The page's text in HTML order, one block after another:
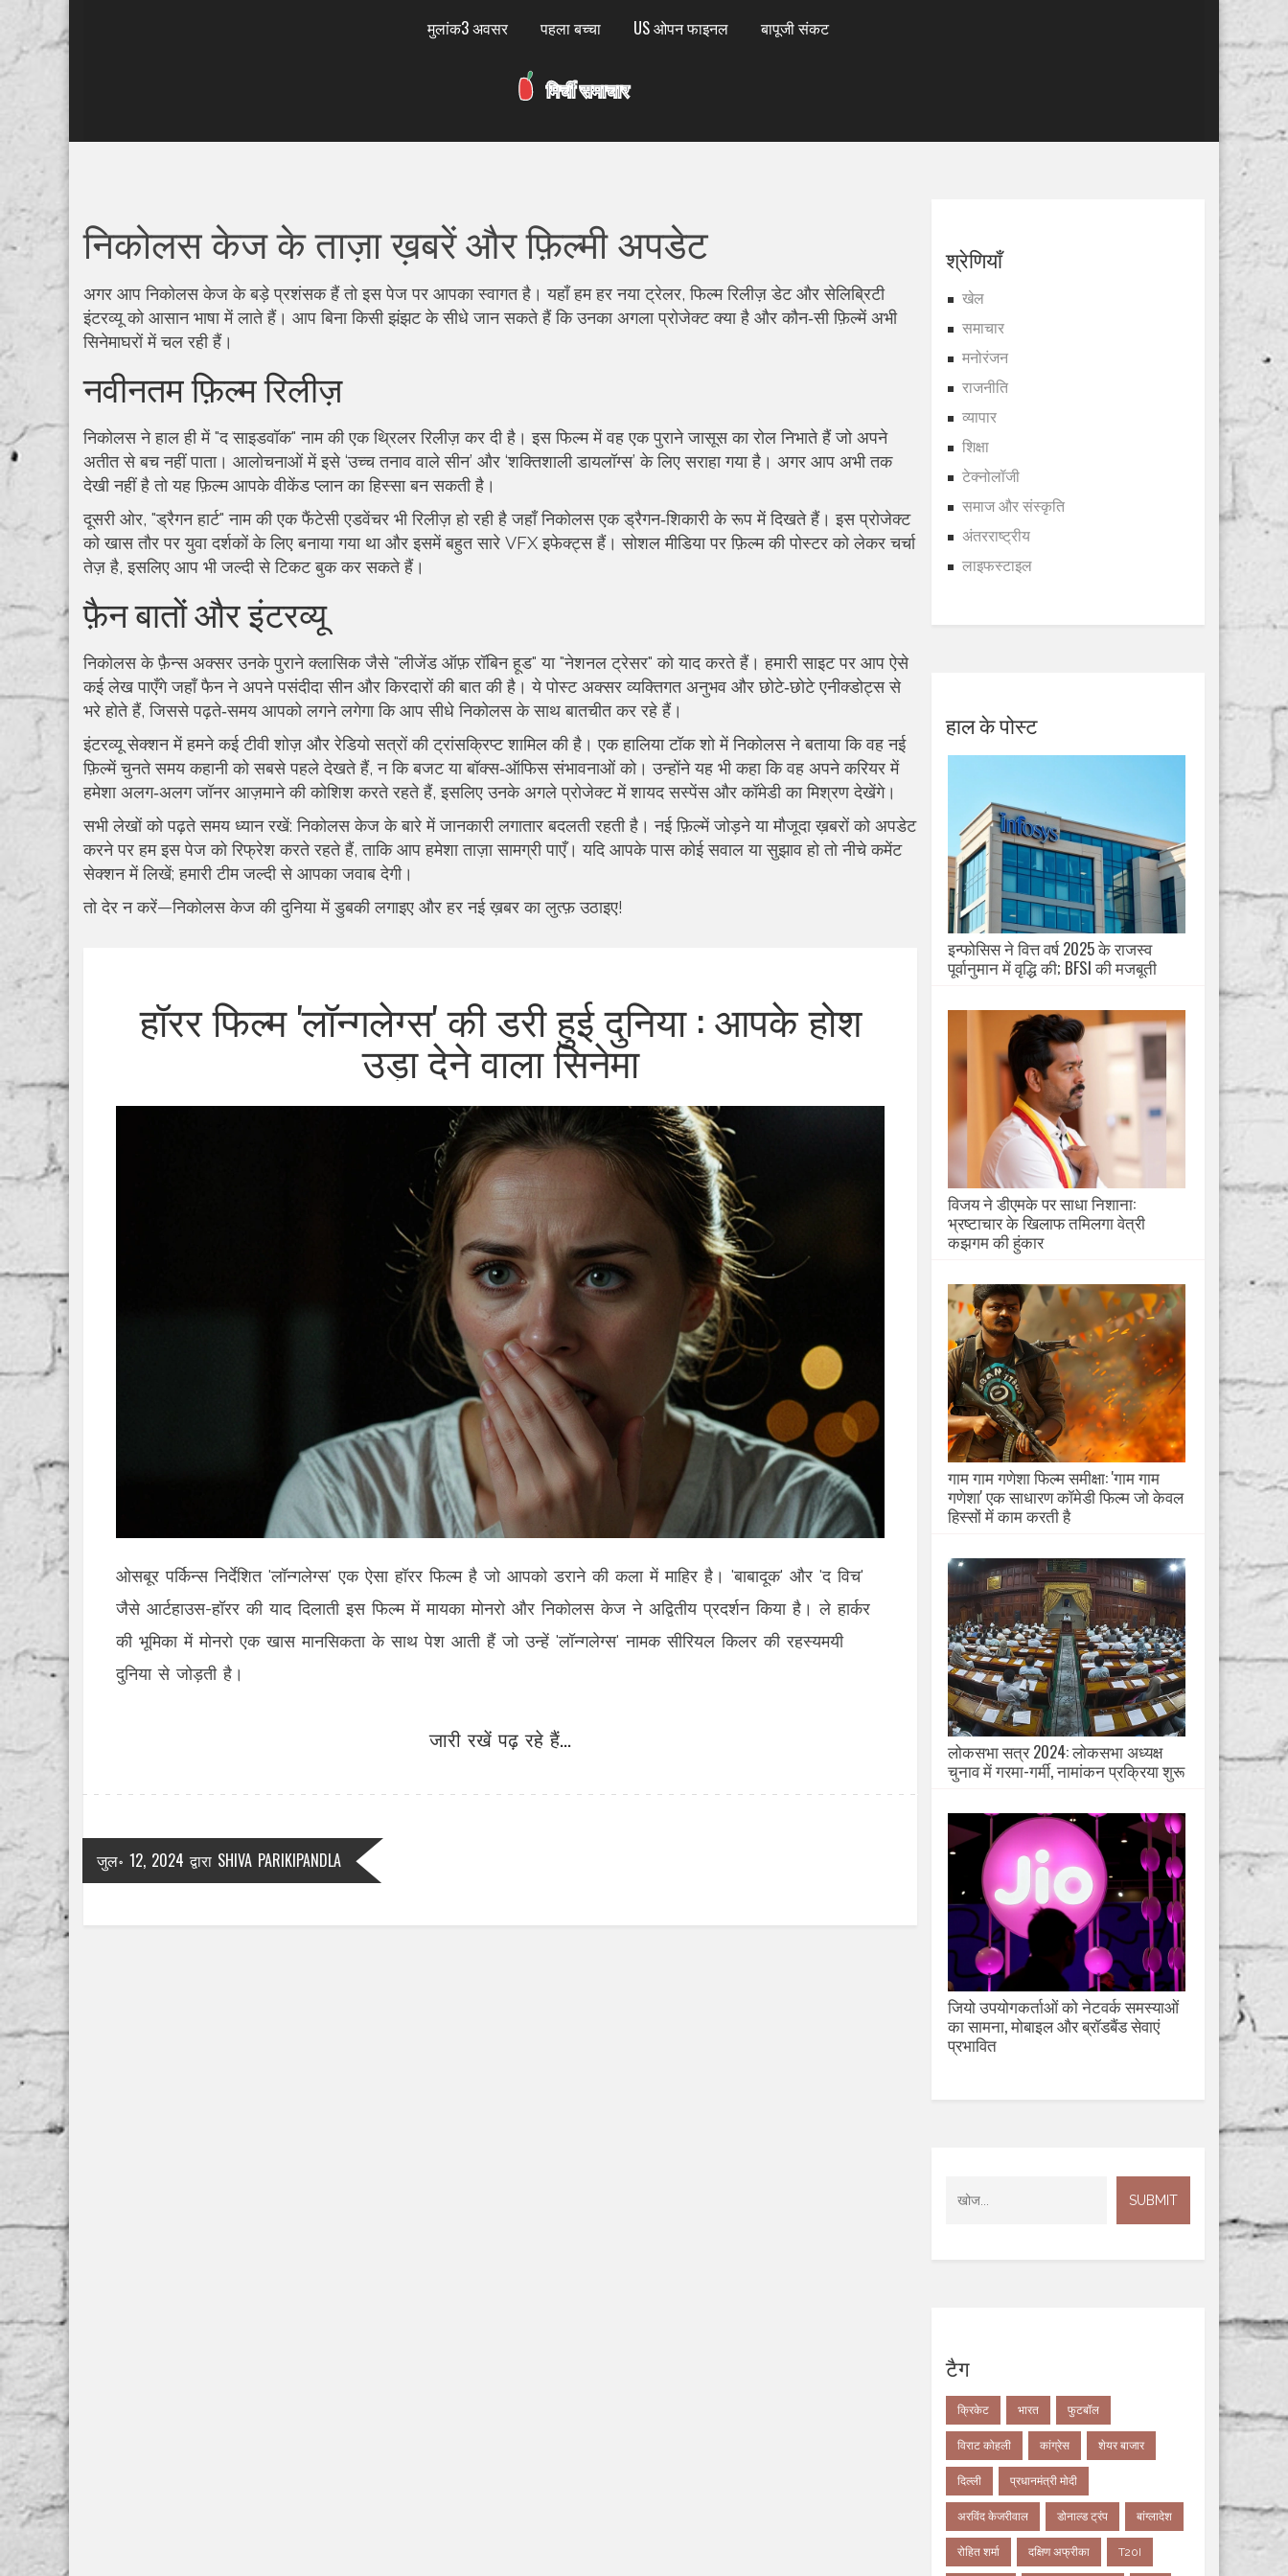
मुलांक3 अवसर पहला बच्चा US ओपन फाइनल बापूजी संकट
निकोलस केज के ताज़ा ख़बरें और फ़िल्मी अपडेट
अगर आप निकोलस केज के बड़े प्रशंसक हैं तो इस पेज पर आपका स्वागत है। यहाँ हम हर नया ट्रेलर, फिल्म रिलीज़ डेट और सेलिब्रिटी
इंटरव्यू को आसान भाषा में लाते हैं। आप बिना किसी झंझट के सीधे जान सकते हैं कि उनका अगला प्रोजेक्ट क्या है और कौन‑सी फ़िल्में अभी
सिनेमाघरों में चल रही हैं।
नवीनतम फ़िल्म रिलीज़
निकोलस ने हाल ही में "द साइडवॉक" नाम की एक थ्रिलर रिलीज़ कर दी है। इस फिल्म में वह एक पुराने जासूस का रोल निभाते हैं जो अपने
अतीत से बच नहीं पाता। आलोचनाओं में इसे ‘उच्च तनाव वाले सीन’ और ‘शक्तिशाली डायलॉग्स’ के लिए सराहा गया है। अगर आप अभी तक
देखी नहीं है तो यह फ़िल्म आपके वीकेंड प्लान का हिस्सा बन सकती है।
दूसरी ओर, "ड्रैगन हार्ट" नाम की एक फैंटेसी एडवेंचर भी रिलीज़ हो रही है जहाँ निकोलस एक ड्रैगन‑शिकारी के रूप में दिखते हैं। इस प्रोजेक्ट
को खास तौर पर युवा दर्शकों के लिए बनाया गया था और इसमें बहुत सारे VFX इफेक्ट्स हैं। सोशल मीडिया पर फ़िल्म की पोस्टर को लेकर चर्चा
तेज़ है, इसलिए आप भी जल्दी से टिकट बुक कर सकते हैं।
फ़ैन बातों और इंटरव्यू
निकोलस के फ़ैन्स अक्सर उनके पुराने क्लासिक जैसे "लीजेंड ऑफ़ रॉबिन हूड" या "नेशनल ट्रेसर" को याद करते हैं। हमारी साइट पर आप ऐसे
कई लेख पाएँगे जहाँ फैन ने अपने पसंदीदा सीन और किरदारों की बात की है। ये पोस्ट अक्सर व्यक्तिगत अनुभव और छोटे‑छोटे एनीक्डोट्स से
भरे होते हैं, जिससे पढ़ते‑समय आपको लगने लगेगा कि आप सीधे निकोलस के साथ बातचीत कर रहे हैं।
इंटरव्यू सेक्शन में हमने कई टीवी शोज़ और रेडियो सत्रों की ट्रांसक्रिप्ट शामिल की है। एक हालिया टॉक शो में निकोलस ने बताया कि वह नई
फ़िल्में चुनते समय कहानी को सबसे पहले देखते हैं, न कि बजट या बॉक्स‑ऑफिस संभावनाओं को। उन्होंने यह भी कहा कि वह अपने करियर में
हमेशा अलग‑अलग जॉनर आज़माने की कोशिश करते रहते हैं, इसलिए उनके अगले प्रोजेक्ट में शायद सस्पेंस और कॉमेडी का मिश्रण देखेंगे।
सभी लेखों को पढ़ते समय ध्यान रखें: निकोलस केज के बारे में जानकारी लगातार बदलती रहती है। नई फ़िल्में जोड़ने या मौजूदा ख़बरों को अपडेट
करने पर हम इस पेज को रिफ्रेश करते रहते हैं, ताकि आप हमेशा ताज़ा सामग्री पाएँ। यदि आपके पास कोई सवाल या सुझाव हो तो नीचे कमेंट
सेक्शन में लिखें; हमारी टीम जल्दी से आपका जवाब देगी।
तो देर न करें—निकोलस केज की दुनिया में डुबकी लगाइए और हर नई ख़बर का लुत्फ़ उठाइए!
हॉरर फिल्म 'लॉन्गलेग्स' की डरी हुई दुनिया : आपके होश
उड़ा देने वाला सिनेमा
ओसबूर पर्किन्स निर्देशित 'लॉन्गलेग्स' एक ऐसा हॉरर फिल्म है जो आपको डराने की कला में माहिर है। 'बाबादूक' और 'द विच'
जैसे आर्टहाउस-हॉरर की याद दिलाती इस फिल्म में मायका मोनरो और निकोलस केज ने अद्वितीय प्रदर्शन किया है। ले हार्कर
की भूमिका में मोनरो एक खास मानसिकता के साथ पेश आती हैं जो उन्हें 'लॉन्गलेग्स' नामक सीरियल किलर की रहस्यमयी
दुनिया से जोड़ती है।
जारी रखें पढ़ रहे हैं...
जुल॰ 12, 2024 द्वारा SHIVA PARIKIPANDLA
श्रेणियाँ
खेल
समाचार
मनोरंजन
राजनीति
व्यापार
शिक्षा
टेक्नोलॉजी
समाज और संस्कृति
अंतरराष्ट्रीय
लाइफस्टाइल
हाल के पोस्ट
इन्फोसिस ने वित्त वर्ष 2025 के राजस्व
पूर्वानुमान में वृद्धि की; BFSI की मजबूती
विजय ने डीएमके पर साधा निशाना:
भ्रष्टाचार के खिलाफ तमिलगा वेत्री
कझगम की हुंकार
गाम गाम गणेशा फिल्म समीक्षा: 'गाम गाम
गणेशा' एक साधारण कॉमेडी फिल्म जो केवल
हिस्सों में काम करती है
लोकसभा सत्र 2024: लोकसभा अध्यक्ष
चुनाव में गरमा-गर्मी, नामांकन प्रक्रिया शुरू
जियो उपयोगकर्ताओं को नेटवर्क समस्याओं
का सामना, मोबाइल और ब्रॉडबैंड सेवाएं
प्रभावित
टैग
क्रिकेट भारत फुटबॉल
विराट कोहली कांग्रेस शेयर बाजार
दिल्ली प्रधानमंत्री मोदी
अरविंद केजरीवाल डोनाल्ड ट्रंप बांग्लादेश
रोहित शर्मा दक्षिण अफ्रीका T20I